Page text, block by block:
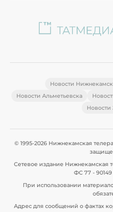
Новости
Новости Альметьевска
Новости
© 1995-2026 Нижнекамская
Сетевое издание
ФС 77 - 90149
При использовании
Адрес для сообщений о фактах